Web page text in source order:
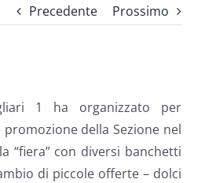
Precedente Prossimo
1 ha organizzato per
della Sezione nel
“fiera” con diversi banchetti
di piccole offerte – dolci